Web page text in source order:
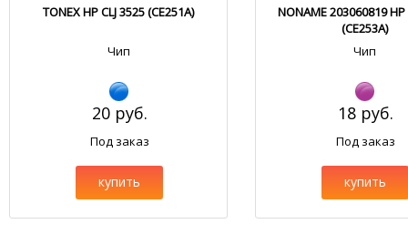
TONEX HP CLJ 3525 (CE251A)
Чип
20 руб.
Под заказ
купить
NONAME 203060819 HP
(CE253A)
Чип
18 руб.
Под заказ
купить